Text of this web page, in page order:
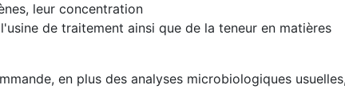
leur concentration
de traitement ainsi que de la teneur en matières
en plus des analyses microbiologiques